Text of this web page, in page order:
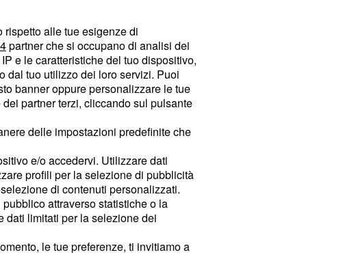
alle tue esigenze di
partner che si occupano di analisi dei
e le caratteristiche del tuo dispositivo,
dal tuo utilizzo dei loro servizi. Puoi
banner oppure personalizzare le tue
partner terzi, cliccando sul pulsante
delle impostazioni predefinite che
e/o accedervi. Utilizzare dati
profili per la selezione di pubblicità
di contenuti personalizzati.
attraverso statistiche o la
dati limitati per la selezione dei
le tue preferenze, ti invitiamo a